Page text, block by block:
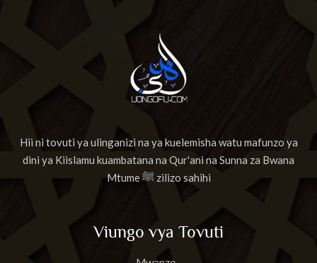
Hii ni tovuti ya ulinganizi na ya kuelemisha watu mafunzo ya
dini ya Kiislamu kuambatana na Qur'ani na Sunna za Bwana
Mtume ﷺ zilizo sahihi
Viungo vya Tovuti